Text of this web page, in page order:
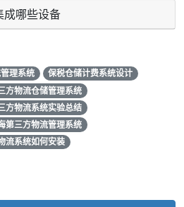
哪些设备
理系统
保税仓储计费系统设计
方物流仓储管理系统
方物流系统实验总结
第三方物流管理系统
流系统如何安装